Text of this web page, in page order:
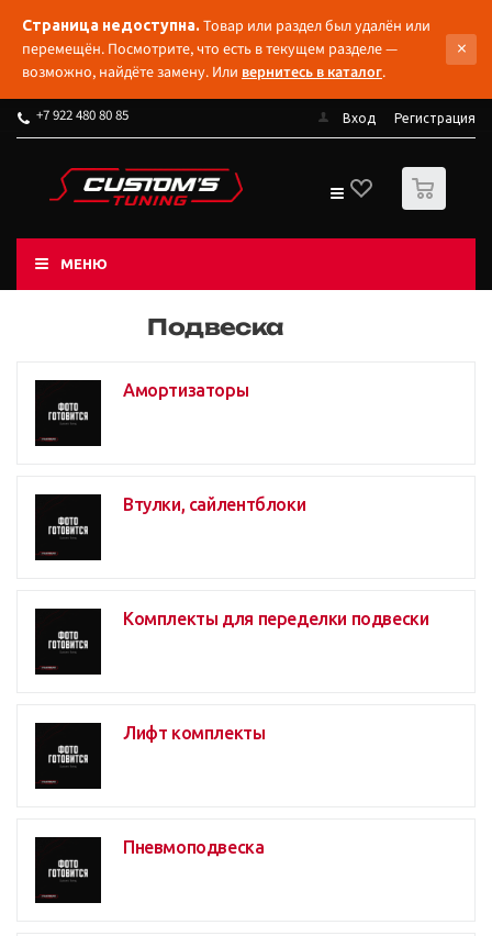
Страница недоступна. Товар или раздел был удалён или
перемещён. Посмотрите, что есть в текущем разделе —
возможно, найдёте замену. Или вернитесь в каталог.
×
+7 922 480 80 85 Вход Регистрация
0
МЕНЮ
Подвеска
Амортизаторы
Втулки, сайлентблоки
Комплекты для переделки подвески
Лифт комплекты
Пневмоподвеска